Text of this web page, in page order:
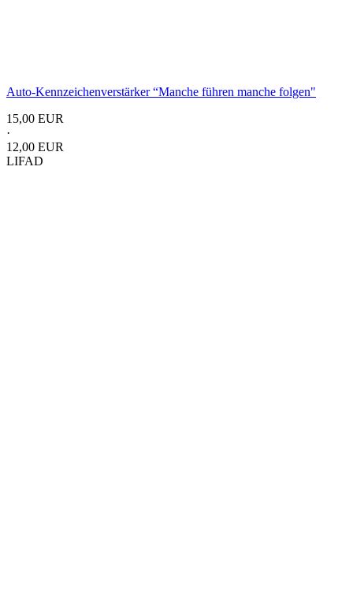
Auto-Kennzeichenverstärker “Manche führen manche folgen"
15,00 EUR
·
12,00 EUR
LIFAD